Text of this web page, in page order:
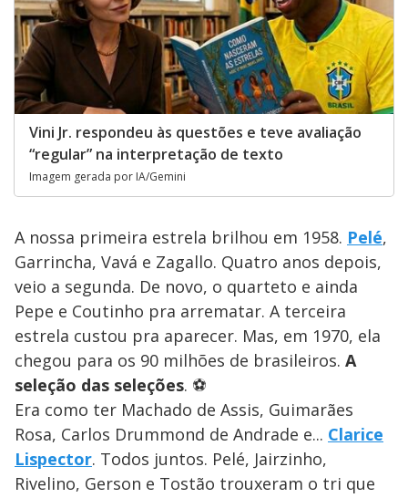
Vini Jr. respondeu às questões e teve avaliação
“regular” na interpretação de texto
Imagem gerada por IA/Gemini
A nossa primeira estrela brilhou em 1958. Pelé,
Garrincha, Vavá e Zagallo. Quatro anos depois,
veio a segunda. De novo, o quarteto e ainda
Pepe e Coutinho pra arrematar. A terceira
estrela custou pra aparecer. Mas, em 1970, ela
chegou para os 90 milhões de brasileiros. A
seleção das seleções. ⚽
Era como ter Machado de Assis, Guimarães
Rosa, Carlos Drummond de Andrade e... Clarice
Lispector. Todos juntos. Pelé, Jairzinho,
Rivelino, Gerson e Tostão trouxeram o tri que